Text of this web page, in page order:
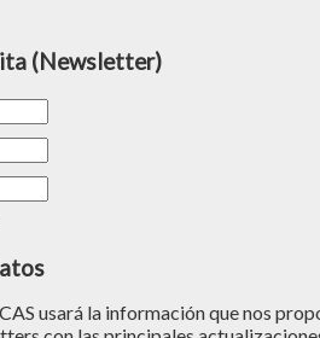
(Newsletter)
usará la información que nos